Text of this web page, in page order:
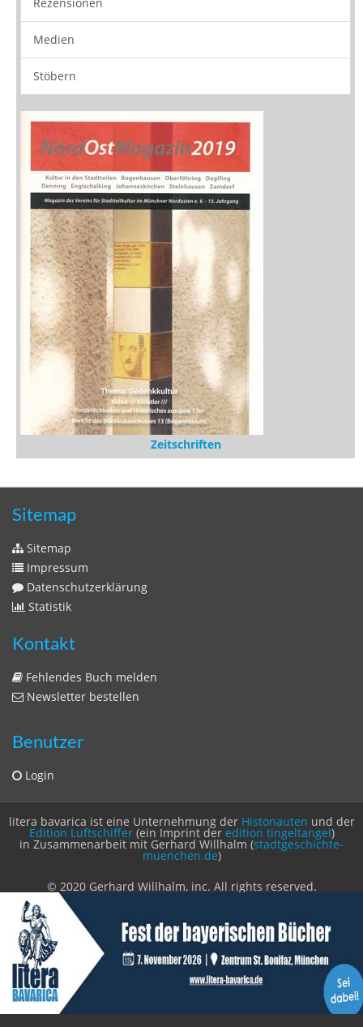
Vorschau
Buchtipps
Rezensionen
Medien
Stöbern
Sitemap
Sitemap
Impressum
Datenschutzerklärung
Kontakt
Fehlendes Buch melden
Newsletter bestellen
Benutzer